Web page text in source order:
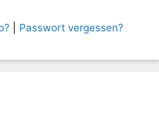
Passwort vergessen?